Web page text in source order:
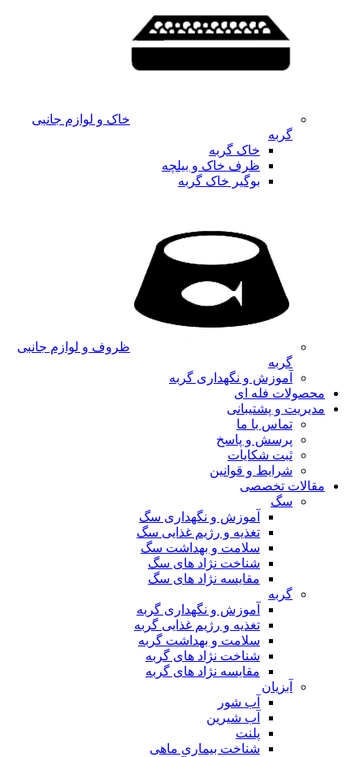
خاک و لوازم جانبی
گربه
خاک گربه
ظرف خاک و بیلچه
بوگیر خاک گربه
ظروف و لوازم جانبی
گربه
آموزش و نگهداری گربه
محصولات فله ای
مدیریت و پشتیبانی
تماس با ما
پرسش و پاسخ
ثبت شکایات
شرایط و قوانین
مقالات تخصصی
سگ
آموزش و نگهداری سگ
تغذیه و رژیم غذایی سگ
سلامت و بهداشت سگ
شناخت نژاد های سگ
مقایسه نژاد های سگ
گربه
آموزش و نگهداری گربه
تغذیه و رژیم غذایی گربه
سلامت و بهداشت گربه
شناخت نژاد های گربه
مقایسه نژاد های گربه
آبزیان
آب شور
آب شیرین
پلنت
شناخت بیماری ماهی